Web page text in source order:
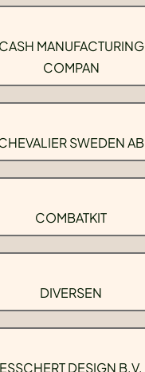
CASH MANUFACTURING
COMPAN
SWEDEN AB
COMBATKIT
DIVERSEN
ESSCHERT DESIGN B.V.